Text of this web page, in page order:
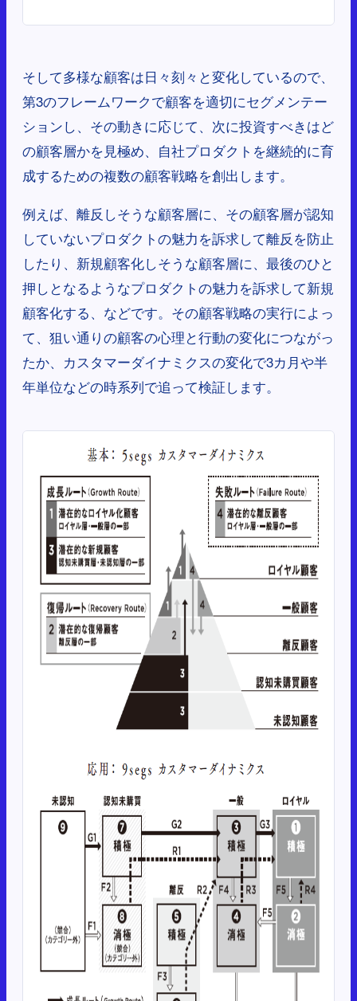
そして多様な顧客は日々刻々と変化しているので、
第3のフレームワークで顧客を適切にセグメンテー
ションし、その動きに応じて、次に投資すべきはど
の顧客層かを見極め、自社プロダクトを継続的に育
成するための複数の顧客戦略を創出します。
例えば、離反しそうな顧客層に、その顧客層が認知
していないプロダクトの魅力を訴求して離反を防止
したり、新規顧客化しそうな顧客層に、最後のひと
押しとなるようなプロダクトの魅力を訴求して新規
顧客化する、などです。その顧客戦略の実行によっ
て、狙い通りの顧客の心理と行動の変化につながっ
たか、カスタマーダイナミクスの変化で3カ月や半
年単位などの時系列で追って検証します。